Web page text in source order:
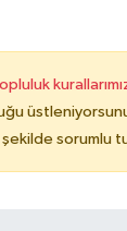
şekilde sorumlu